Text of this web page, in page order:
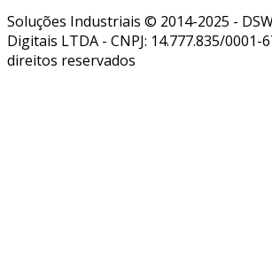
Soluções Industriais © 2014-2025 -
Digitais LTDA - CNPJ: 14.777.835/0001-
direitos reservados